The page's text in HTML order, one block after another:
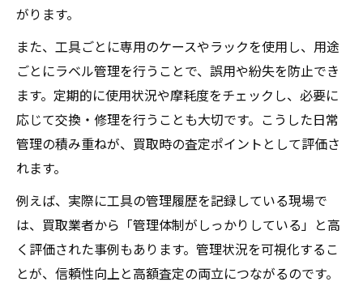
安全と効率を両立する実践的保管ノウハウ
工作機械買取に役立つ安全な保管方法の実
践例
効率重視のレイアウトが現場管理の質を高
める
安全対策を徹底し事故発生リスクを最小限
に抑える
作業フローに沿った保管で買取時も高評価
を実現
がります。
また、工具ごとに専用のケースやラックを使用し、用途
ごとにラベル管理を行うことで、誤用や紛失を防止でき
ます。定期的に使用状況や摩耗度をチェックし、必要に
応じて交換・修理を行うことも大切です。こうした日常
管理の積み重ねが、買取時の査定ポイントとして評価さ
れます。
例えば、実際に工具の管理履歴を記録している現場で
は、買取業者から「管理体制がしっかりしている」と高
く評価された事例もあります。管理状況を可視化するこ
とが、信頼性向上と高額査定の両立につながるのです。